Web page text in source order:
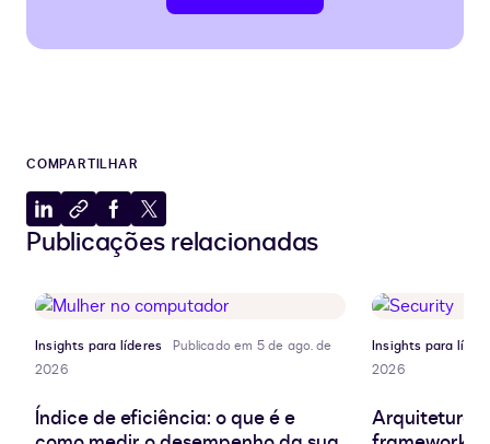
COMPARTILHAR
Compartilhar
no
Copiar
para
de
transferência
Compartilhar
no
Compartilhar
no
Publicações relacionadas
Insights para líderes
Publicado em 5 de ago. de
2026
Índice de eficiência: o que é e
Insights para
2026
Arquitetura